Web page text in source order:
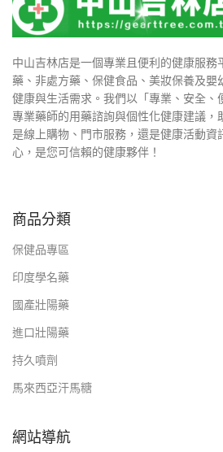
中山吉林店是一個專業且便利的健康服務
藥、非處方藥、保健食品、美妝保養及嬰
健康與生活需求。我們以「專業、安全、
專業藥師的用藥諮詢與個性化健康建議，
是線上購物、門市服務，還是健康活動資
心，是您可信賴的健康夥伴！
商品分類
保健品專區
印度學名藥
國產壯陽藥
進口壯陽藥
持久噴劑
馬來西亞汗馬糖
網站導航